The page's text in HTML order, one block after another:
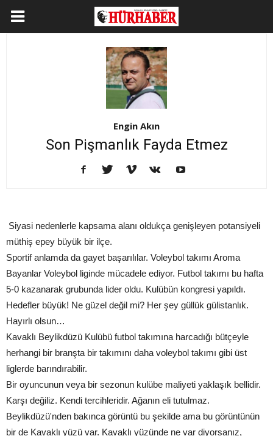
Engin Akın
Son Pişmanlık Fayda Etmez
Siyasi nedenlerle kapsama alanı oldukça genişleyen potansiyeli
müthiş epey büyük bir ilçe.
Sportif anlamda da gayet başarılılar. Voleybol takımı Aroma
Bayanlar Voleybol liginde mücadele ediyor. Futbol takımı bu hafta
5-0 kazanarak grubunda lider oldu. Kulübün kongresi yapıldı.
Hedefler büyük! Ne güzel değil mi? Her şey güllük gülistanlık.
Hayırlı olsun…
Kavaklı Beylikdüzü Kulübü futbol takımına harcadığı bütçeyle
herhangi bir branşta bir takımını daha voleybol takımı gibi üst
liglerde barındırabilir.
Bir oyuncunun veya bir sezonun kulübe maliyeti yaklaşık bellidir.
Karşı değiliz. Kendi tercihleridir. Ağanın eli tutulmaz.
Beylikdüzü'nden bakınca görüntü bu şekilde ama bu görüntünün
bir de Kavaklı yüzü var. Kavaklı yüzünde ne var diyorsanız,